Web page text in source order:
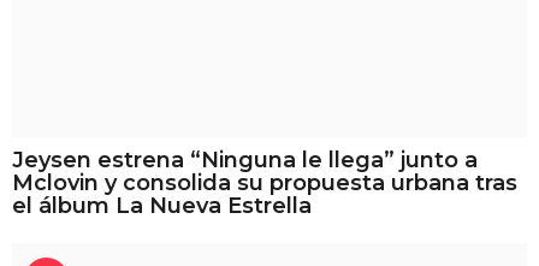
Jeysen estrena “Ninguna le llega” junto a
Mclovin y consolida su propuesta urbana tras
el álbum La Nueva Estrella